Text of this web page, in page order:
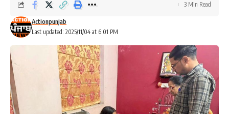
Last updated: 2025/11/04 at 6:01 PM
Actionpunjab
3 Min Read